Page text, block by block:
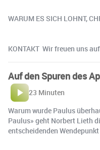
WARUM ES SICH LOHNT,
KONTAKT ️ Wir freuen uns
Auf den Spuren des
23 Minuten
Warum wurde Paulus
Paulus» geht Norbert Lieth
entscheidenden